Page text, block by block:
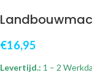
€16,95
Levertijd.: 1 – 2